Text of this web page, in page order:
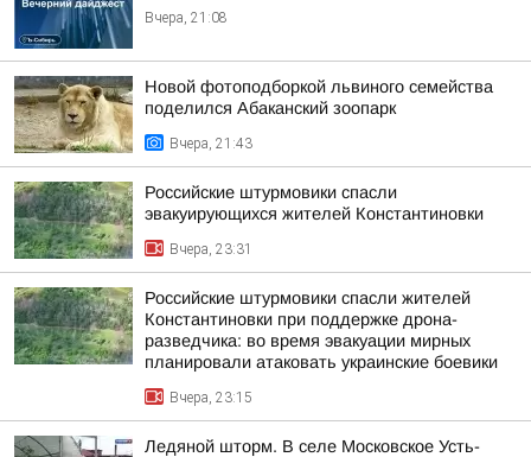
Вчера, 21:08
Новой фотоподборкой львиного семейства
поделился Абаканский зоопарк
Вчера, 21:43
Российские штурмовики спасли
эвакуирующихся жителей Константиновки
Вчера, 23:31
Российские штурмовики спасли жителей
Константиновки при поддержке дрона-
разведчика: во время эвакуации мирных
планировали атаковать украинские боевики
Вчера, 23:15
Ледяной шторм. В селе Московское Усть-